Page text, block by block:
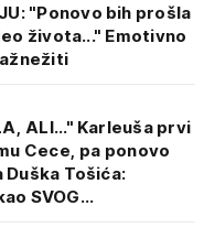
"Ponovo bih prošla
života..." Emotivno
ALI..." Karleuša prvi
Cece, pa ponovo
Tošića:
SVOG...